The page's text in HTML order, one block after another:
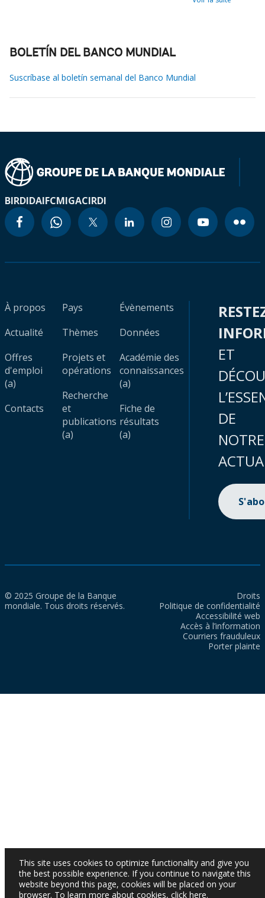
BOLETÍN DEL BANCO MUNDIAL
Suscríbase al boletín semanal del Banco Mundial
BIRDIDAIFCMIGACIRDI
À propos
Actualité
Offres
d'emploi
(a)
Contacts
Pays
Thèmes
Projets et
opérations
Recherche
et
publications
(a)
Évènements
Données
Académie des
connaissances
(a)
Fiche de
résultats
(a)
ET
DE
NOTRE
© 2025 Groupe de la Banque
mondiale. Tous droits réservés.
Droits
Politique de confidentialité
Accessibilité web
Accès à l’information
Courriers frauduleux
Porter plainte
This site uses cookies to optimize functionality and give you
the best possible experience. If you continue to navigate this
website beyond this page, cookies will be placed on your
browser. To learn more about cookies, click here.